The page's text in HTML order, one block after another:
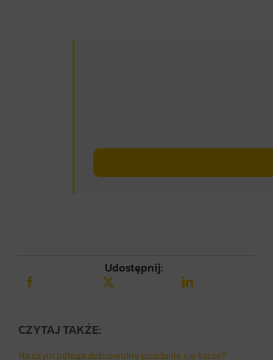
CZYTAJ TAKŻE:
Na czym polega dobrowolne poddanie się karze?
Udostępnij: